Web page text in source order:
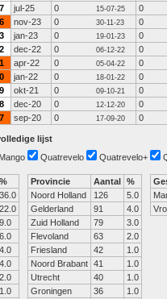
jul-25 0 15-07-25
0
nov-23 0 30-11-23
0
jan-23 0 19-01-23
0
dec-22 0 06-12-22
0
apr-22 0 05-04-22
0
jan-22 0 18-01-22
0
okt-21 0 09-10-21
0
dec-20 0 12-12-20
0
sep-20 0 17-09-20 0
lijst
Mango Quatrevelo Quatrevelo+
%
36.0
22.0
9.0
6.0
4.0
4.0
2.0
1.0
Provincie Aantal %
Noord Holland
126
5.0
Gelderland
91
4.0
Zuid Holland
79
3.0
Flevoland
63
2.0
Friesland
42
1.0
Noord Brabant 41
1.0
Utrecht
40
1.0
Groningen
36
1.0